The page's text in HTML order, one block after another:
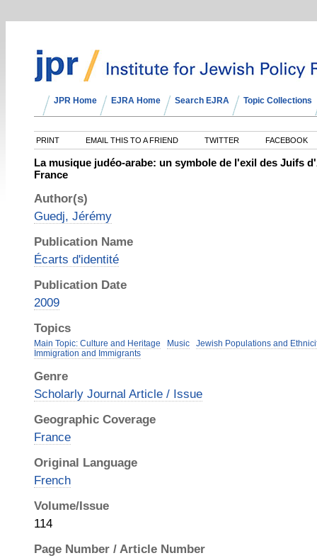
JPR Home EJRA Home Search EJRA Topic Collections
PRINT EMAIL THIS TO A FRIEND TWITTER FACEBOOK
La musique judéo-arabe: un symbole de l'exil des Juifs
France
Author(s)
Guedj, Jérémy
Publication Name
Écarts d'identité
Publication Date
2009
Topics
Main Topic: Culture and Heritage Music
Jewish Populations and
Immigration and Immigrants
Genre
Scholarly Journal Article / Issue
Geographic Coverage
France
Original Language
French
Volume/Issue
114
Page Number / Article Number